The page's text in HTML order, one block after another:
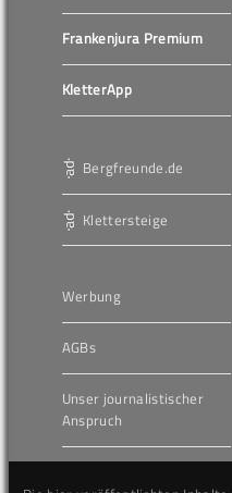
Frankenjura Premium
KletterApp
Bergfreunde.de
Klettersteige
Werbung
AGBs
Unser journalistischer
Anspruch